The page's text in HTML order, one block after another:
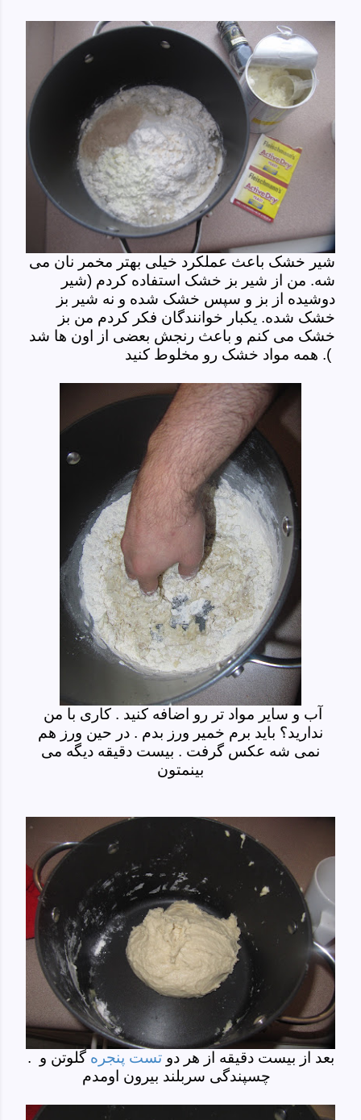
شیر خشک باعث عملکرد خیلی بهتر مخمر نان می
شه. من از شیر بز خشک استفاده کردم (شیر
دوشیده از بز و سپس خشک شده و نه شیر بز
خشک شده. یکبار خوانندگان فکر کردم من بز
خشک می کنم و باعث رنجش بعضی از اون ها شد
). همه مواد خشک رو مخلوط کنید
ندارید؟ باید برم خمیر ورز بدم . در حین ورز هم
نمی شه عکس گرفت . بیست دقیقه دیگه می
بینمتون
. بعد از بیست دقیقه از هر دو تست پنجره گلوتن و